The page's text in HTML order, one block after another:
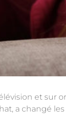
et sur
a changé